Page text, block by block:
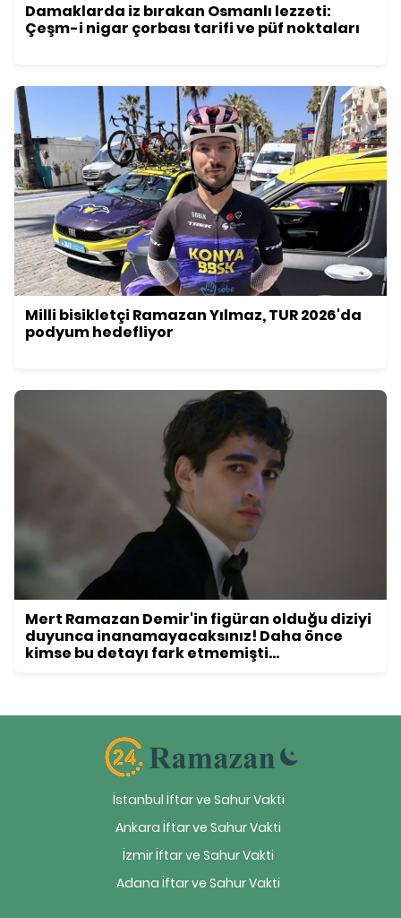
Damaklarda iz bırakan Osmanlı lezzeti:
Çeşm-i nigar çorbası tarifi ve püf noktaları
Milli bisikletçi Ramazan Yılmaz, TUR 2026'da
podyum hedefliyor
Mert Ramazan Demir'in figüran olduğu diziyi
duyunca inanamayacaksınız! Daha önce
kimse bu detayı fark etmemişti...
İstanbul İftar ve Sahur Vakti
Ankara İftar ve Sahur Vakti
İzmir İftar ve Sahur Vakti
Adana İftar ve Sahur Vakti